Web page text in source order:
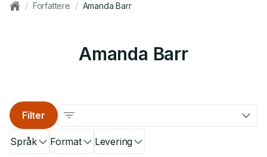
/ Forfattere / Amanda Barr
Amanda Barr
Språk Format Levering
Filter